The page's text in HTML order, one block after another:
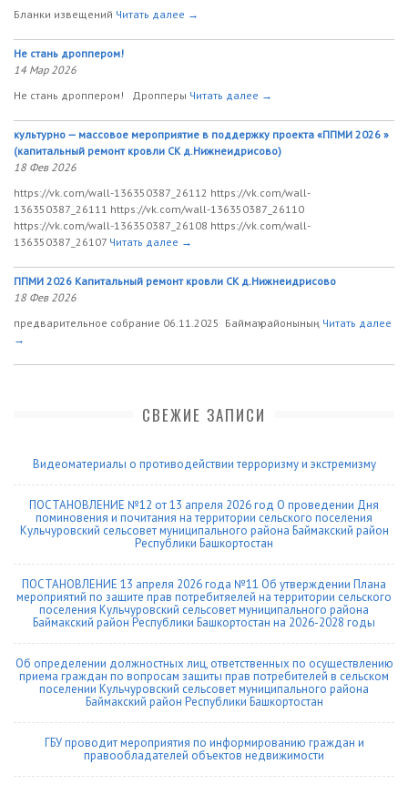
Бланки извещений Читать далее →
Не стань дроппером!
14 Мар 2026
Не стань дроппером! Дропперы Читать далее →
культурно — массовое мероприятие в поддержку проекта «ППМИ 2026 »
(капитальный ремонт кровли СК д.Нижнеидрисово)
18 Фев 2026
https://vk.com/wall-136350387_26112 https://vk.com/wall-
136350387_26111 https://vk.com/wall-136350387_26110
https://vk.com/wall-136350387_26108 https://vk.com/wall-
136350387_26107 Читать далее →
ППМИ 2026 Капитальный ремонт кровли СК д.Нижнеидрисово
18 Фев 2026
предварительное собрание 06.11.2025 Баймаҡ районының Читать далее
→
СВЕЖИЕ ЗАПИСИ
Видеоматериалы о противодействии терроризму и экстремизму
ПОСТАНОВЛЕНИЕ №12 от 13 апреля 2026 год О проведении Дня
поминовения и почитания на территории сельского поселения
Кульчуровский сельсовет муниципального района Баймакский район
Республики Башкортостан
ПОСТАНОВЛЕНИЕ 13 апреля 2026 года №11 Об утверждении Плана
мероприятий по защите прав потребитяелей на территории сельского
поселения Кульчуровский сельсовет муниципального района
Баймакский район Республики Башкортостан на 2026-2028 годы
Об определении должностных лиц, ответственных по осуществлению
приема граждан по вопросам защиты прав потребителей в сельском
поселении Кульчуровский сельсовет муниципального района
Баймакский район Республики Башкортостан
ГБУ проводит мероприятия по информированию граждан и
правообладателей объектов недвижимости